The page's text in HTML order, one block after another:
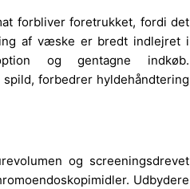
forbliver foretrukket, fordi det
af væske er bredt indlejret i
og gentagne indkøb.
forbedrer hyldehåndtering
og screeningsdrevet
Udbydere